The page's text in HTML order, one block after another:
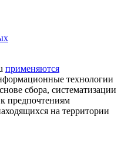
применяются
технологии
сбора, систематизации
предпочтениям
на территории